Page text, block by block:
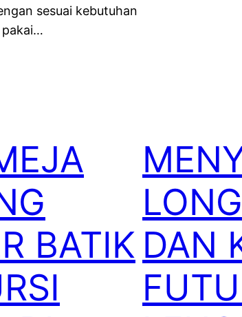
sesuai kebutuhan
pakai…
BATIK DAN